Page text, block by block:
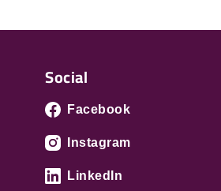
Social
Facebook
Instagram
LinkedIn